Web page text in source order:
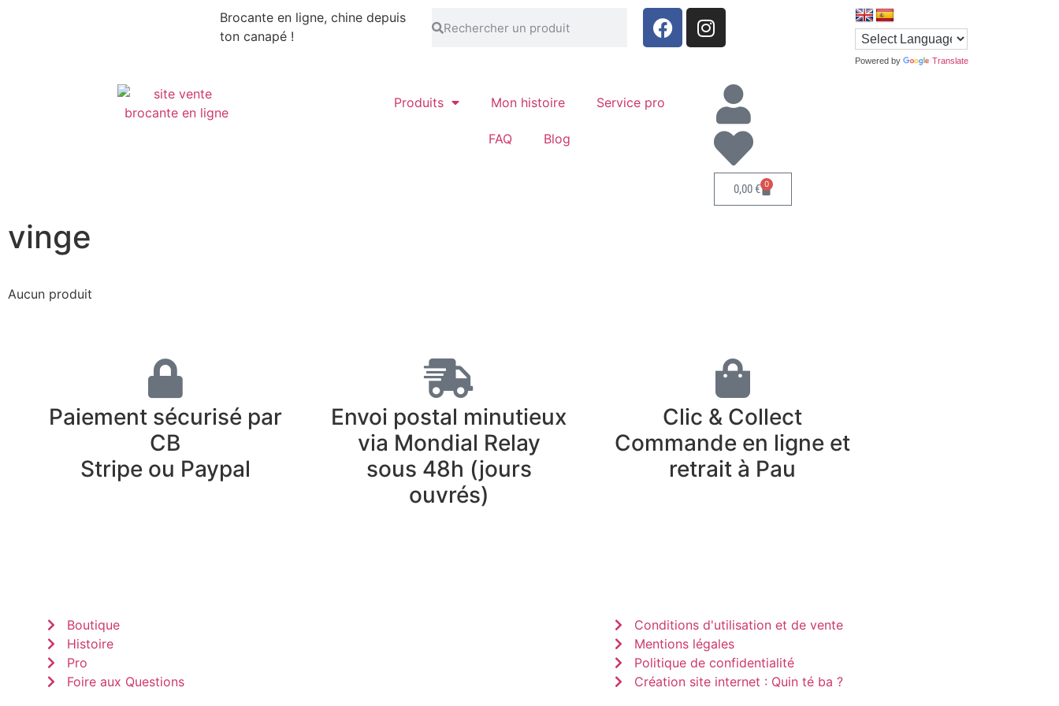
Brocante en ligne, chine depuis
ton canapé !
Powered by Translate
Produits Mon histoire Service pro
FAQ Blog
0,00€ 0
vinge
Aucun produit
Paiement sécurisé par
CB
Stripe ou Paypal
Envoi postal minutieux
via Mondial Relay
sous 48h (jours
ouvrés)
Clic & Collect
Commande en ligne et
retrait à Pau
Boutique
Histoire
Pro
Foire aux Questions
Conditions d'utilisation et de vente
Mentions légales
Politique de confidentialité
Création site internet : Quin té ba ?